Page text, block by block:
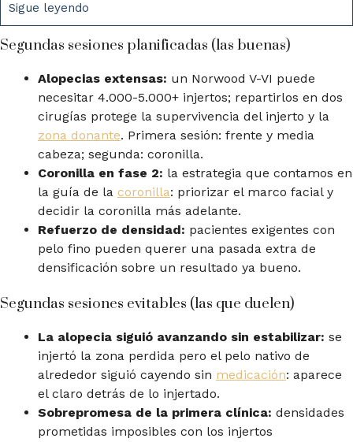
Sigue leyendo
Segundas sesiones planificadas (las buenas)
Alopecias extensas: un Norwood V-VI puede
necesitar 4.000-5.000+ injertos; repartirlos en dos
cirugías protege la supervivencia del injerto y la
zona donante. Primera sesión: frente y media
cabeza; segunda: coronilla.
Coronilla en fase 2: la estrategia que contamos en
la guía de la coronilla: priorizar el marco facial y
decidir la coronilla más adelante.
Refuerzo de densidad: pacientes exigentes con
pelo fino pueden querer una pasada extra de
densificación sobre un resultado ya bueno.
Segundas sesiones evitables (las que duelen)
La alopecia siguió avanzando sin estabilizar: se
injertó la zona perdida pero el pelo nativo de
alrededor siguió cayendo sin medicación: aparece
el claro detrás de lo injertado.
Sobrepromesa de la primera clínica: densidades
prometidas imposibles con los injertos